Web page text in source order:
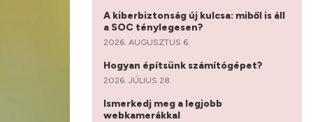
A kiberbiztonság új kulcsa: miből is áll
a SOC ténylegesen?
2026. AUGUSZTUS 6.
Hogyan építsünk számítógépet?
2026. JÚLIUS 28.
Ismerkedj meg a legjobb
webkamerákkal